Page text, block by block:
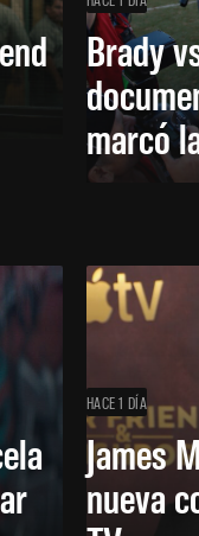
Brady
marcó
HACE 1 DÍA
James
nueva